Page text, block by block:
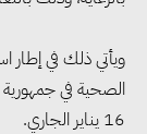
ويأتي ذلك في إطار
الصحية في جمهورية
16 يناير الجاري.